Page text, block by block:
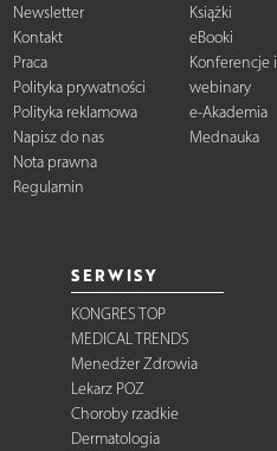
Newsletter
Kontakt
Praca
Polityka prywatności
Polityka reklamowa
Napisz do nas
Nota prawna
Regulamin
Książki
eBooki
Konferencje i
webinary
e-Akademia
Mednauka
SERWISY
KONGRES TOP
MEDICAL TRENDS
Menedżer Zdrowia
Lekarz POZ
Choroby rzadkie
Dermatologia